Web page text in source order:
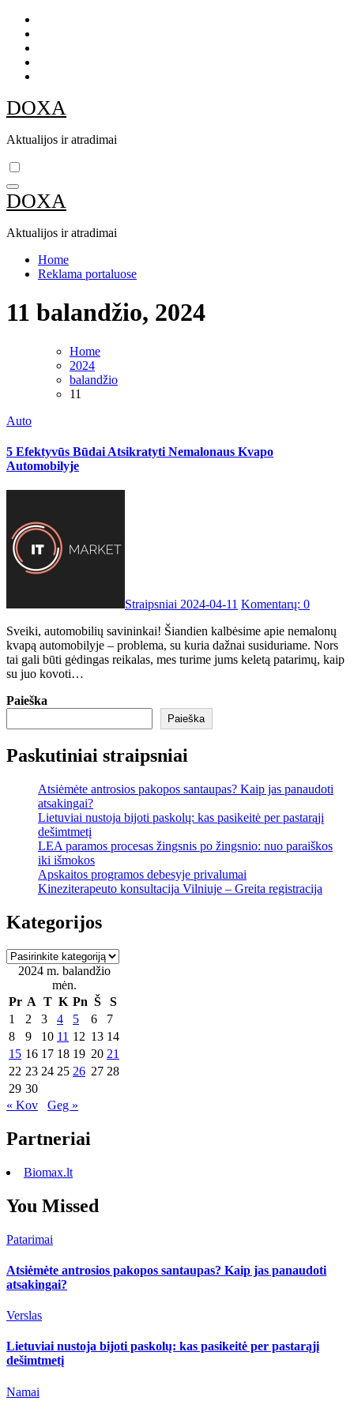
Skip
content
DOXA
Aktualijos ir atradimai
DOXA
Aktualijos ir atradimai
Home
Reklama portaluose
11 balandžio, 2024
Home
2024
balandžio
11
Auto
5 Efektyvūs Būdai Atsikratyti Nemalonaus Kvapo
Automobilyje
Straipsniai 2024-04-11 Komentarų: 0
Sveiki, automobilių savininkai! Šiandien kalbėsime apie nemalonų
kvapą automobilyje – problema, su kuria dažnai susiduriame. Nors
tai gali būti gėdingas reikalas, mes turime jums keletą patarimų, kaip
su juo kovoti…
Paieška
Paieška
Paskutiniai straipsniai
Atsiėmėte antrosios pakopos santaupas? Kaip jas panaudoti
atsakingai?
Lietuviai nustoja bijoti paskolų: kas pasikeitė per pastarąjį
dešimtmetį
LEA paramos procesas žingsnis po žingsnio: nuo paraiškos
iki išmokos
Apskaitos programos debesyje privalumai
Kineziterapeuto konsultacija Vilniuje – Greita registracija
Kategorijos
Kategorijos
2024 m. balandžio
mėn.
Pr A T K Pn Š
S
1
2 3 4 5 6
7
8
9 10 11 12 13 14
15 16 17 18 19 20 21
22 23 24 25 26 27 28
29 30
« Kov
Geg »
Partneriai
Biomax.lt
You Missed
Patarimai
Atsiėmėte antrosios pakopos santaupas? Kaip jas panaudoti
atsakingai?
Verslas
Lietuviai nustoja bijoti paskolų: kas pasikeitė per pastarąjį
dešimtmetį
Namai